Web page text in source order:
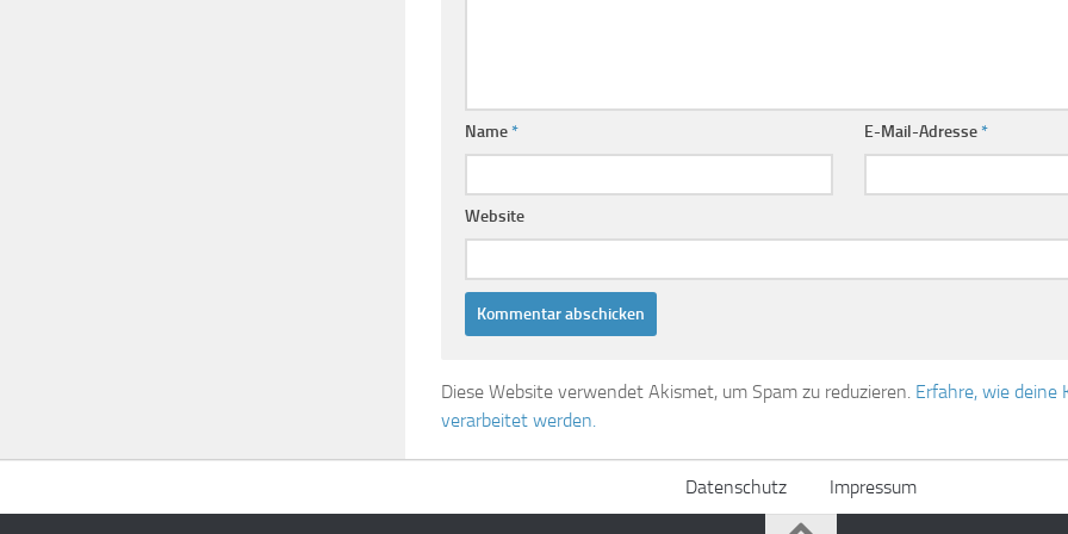
Name* E-Mail-Adresse*
Website
Diese Website verwendet Akismet, um Spam zu reduzieren. Erfahre, wie deine
verarbeitet werden.
Datenschutz Impressum